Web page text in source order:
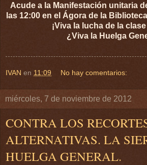
Acude a la Manifestación unitaria
las 12:00 en el Ágora de la
¡Viva la lucha de la
¿Viva la Huelga
IVAN en 11:09 No hay comentarios:
miércoles, 7 de noviembre de 2012
CONTRA LOS
ALTERNATIVAS. LA
HUELGA GENERAL.